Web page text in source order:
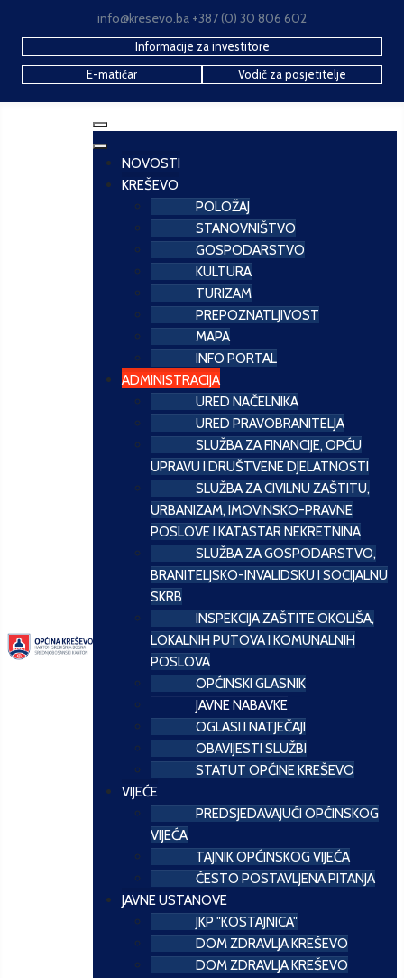
info@kresevo.ba +387 (0) 30 806 602
Informacije za investitore
E-matičar
Vodič za posjetitelje
NOVOSTI
KREŠEVO
POLOŽAJ
STANOVNIŠTVO
GOSPODARSTVO
KULTURA
TURIZAM
PREPOZNATLJIVOST
MAPA
INFO PORTAL
ADMINISTRACIJA
URED NAČELNIKA
URED PRAVOBRANITELJA
SLUŽBA ZA FINANCIJE, OPĆU
UPRAVU I DRUŠTVENE DJELATNOSTI
SLUŽBA ZA CIVILNU ZAŠTITU,
URBANIZAM, IMOVINSKO-PRAVNE
POSLOVE I KATASTAR NEKRETNINA
SLUŽBA ZA GOSPODARSTVO,
BRANITELJSKO-INVALIDSKU I SOCIJALNU
SKRB
INSPEKCIJA ZAŠTITE OKOLIŠA,
LOKALNIH PUTOVA I KOMUNALNIH
POSLOVA
OPĆINSKI GLASNIK
JAVNE NABAVKE
OGLASI I NATJEČAJI
OBAVIJESTI SLUŽBI
STATUT OPĆINE KREŠEVO
VIJEĆE
PREDSJEDAVAJUĆI OPĆINSKOG
VIJEĆA
TAJNIK OPĆINSKOG VIJEĆA
ČESTO POSTAVLJENA PITANJA
JAVNE USTANOVE
JKP "KOSTAJNICA"
DOM ZDRAVLJA KREŠEVO
DOM ZDRAVLJA KREŠEVO